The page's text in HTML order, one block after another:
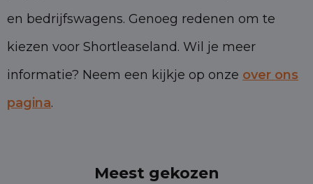
en bedrijfswagens. Genoeg redenen om te
kiezen voor Shortleaseland. Wil je meer
informatie? Neem een kijkje op onze over ons
pagina.
Meest gekozen